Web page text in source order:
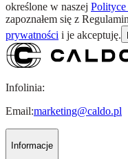
określone w naszej
zapoznałem się z
prywatności i je akceptuję.
Infolinia:
Email:marketing@caldo.pl
Informacje